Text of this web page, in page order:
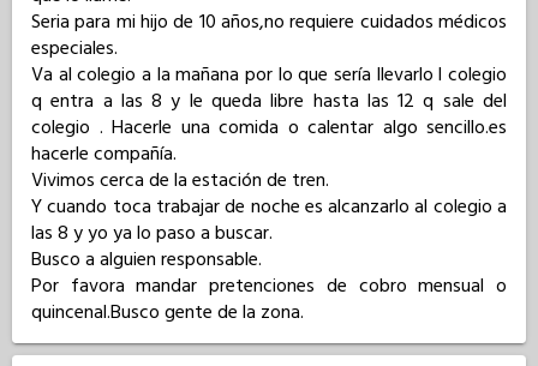
Seria para mi hijo de 10 años,no requiere cuidados médicos
especiales.
Va al colegio a la mañana por lo que sería llevarlo l colegio
q entra a las 8 y le queda libre hasta las 12 q sale del
colegio . Hacerle una comida o calentar algo sencillo.es
hacerle compañía.
Vivimos cerca de la estación de tren.
Y cuando toca trabajar de noche es alcanzarlo al colegio a
las 8 y yo ya lo paso a buscar.
Busco a alguien responsable.
Por favora mandar pretenciones de cobro mensual o
quincenal.Busco gente de la zona.